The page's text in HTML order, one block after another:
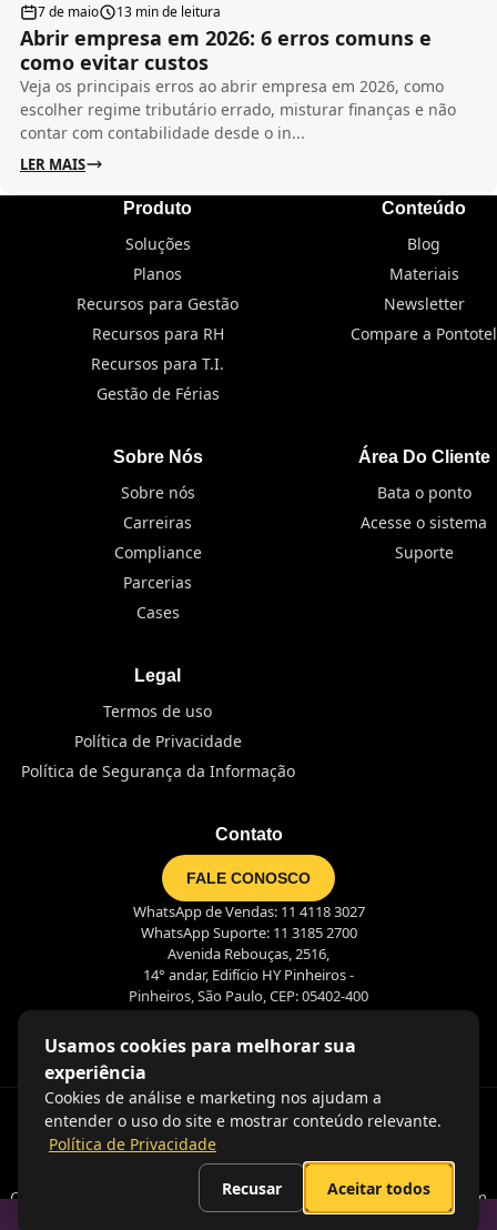
7 de maio 13 min de leitura
Abrir empresa em 2026: 6 erros comuns e
como evitar custos
Veja os principais erros ao abrir empresa em 2026, como
escolher regime tributário errado, misturar finanças e não
contar com contabilidade desde o in...
LER MAIS
Produto
Soluções
Planos
Recursos para Gestão
Recursos para RH
Recursos para T.I.
Gestão de Férias
Conteúdo
Blog
Materiais
Newsletter
Compare a Pontotel
Sobre Nós
Sobre nós
Carreiras
Compliance
Parcerias
Cases
Área Do Cliente
Bata o ponto
Acesse o sistema
Suporte
Legal
Termos de uso
Política de Privacidade
Política de Segurança da Informação
Contato
FALE CONOSCO
WhatsApp de Vendas: 11 4118 3027
WhatsApp Suporte: 11 3185 2700
Avenida Rebouças, 2516,
14° andar, Edifício HY Pinheiros -
Pinheiros, São Paulo, CEP: 05402-400
Coração nas pessoas, olhos no futuro e mãos na massa. É assim
que criamos juntos o futuro do trabalho!
Usamos cookies para melhorar sua
experiência
Cookies de análise e marketing nos ajudam a
entender o uso do site e mostrar conteúdo relevante.
Política de Privacidade
Recusar Aceitar todos